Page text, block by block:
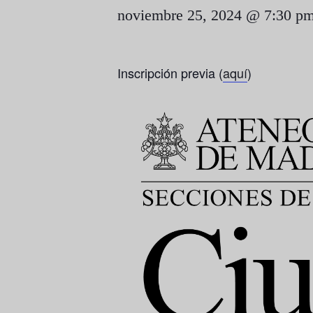
noviembre 25, 2024 @ 7:30
Inscripción previa (aquí)